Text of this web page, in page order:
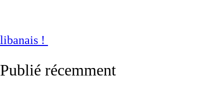
libanais !
Publié récemment